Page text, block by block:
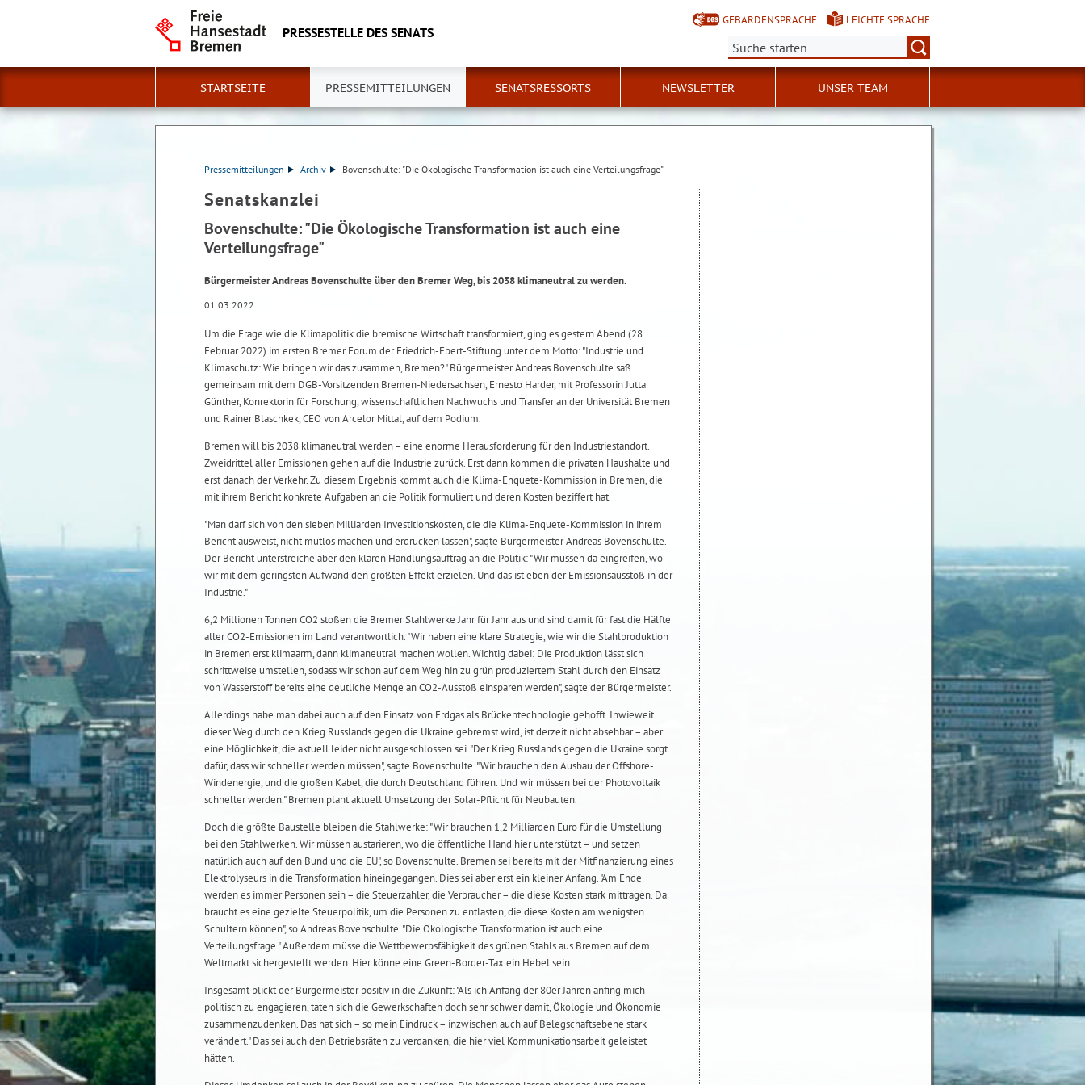
PRESSESTELLE DES SENATS
GEBÄRDENSPRACHE
LEICHTE SPRACHE
Suche:
STARTSEITE PRESSEMITTEILUNGEN SENATSRESSORTS NEWSLETTER UNSER TEAM
Pressemitteilungen Archiv Bovenschulte: "Die Ökologische Transformation ist auch eine Verteilungsfrage"
Senatskanzlei
Bovenschulte: "Die Ökologische Transformation ist auch eine
Verteilungsfrage"
Bürgermeister Andreas Bovenschulte über den Bremer Weg, bis 2038 klimaneutral zu werden.
01.03.2022
Um die Frage wie die Klimapolitik die bremische Wirtschaft transformiert, ging es gestern Abend (28.
Februar 2022) im ersten Bremer Forum der Friedrich-Ebert-Stiftung unter dem Motto: "Industrie und
Klimaschutz: Wie bringen wir das zusammen, Bremen?" Bürgermeister Andreas Bovenschulte saß
gemeinsam mit dem DGB-Vorsitzenden Bremen-Niedersachsen, Ernesto Harder, mit Professorin Jutta
Günther, Konrektorin für Forschung, wissenschaftlichen Nachwuchs und Transfer an der Universität Bremen
und Rainer Blaschkek, CEO von Arcelor Mittal, auf dem Podium.
Bremen will bis 2038 klimaneutral werden – eine enorme Herausforderung für den Industriestandort.
Zweidrittel aller Emissionen gehen auf die Industrie zurück. Erst dann kommen die privaten Haushalte und
erst danach der Verkehr. Zu diesem Ergebnis kommt auch die Klima-Enquete-Kommission in Bremen, die
mit ihrem Bericht konkrete Aufgaben an die Politik formuliert und deren Kosten beziffert hat.
"Man darf sich von den sieben Milliarden Investitionskosten, die die Klima-Enquete-Kommission in ihrem
Bericht ausweist, nicht mutlos machen und erdrücken lassen", sagte Bürgermeister Andreas Bovenschulte.
Der Bericht unterstreiche aber den klaren Handlungsauftrag an die Politik: "Wir müssen da eingreifen, wo
wir mit dem geringsten Aufwand den größten Effekt erzielen. Und das ist eben der Emissionsausstoß in der
Industrie."
6,2 Millionen Tonnen CO2 stoßen die Bremer Stahlwerke Jahr für Jahr aus und sind damit für fast die Hälfte
aller CO2-Emissionen im Land verantwortlich. "Wir haben eine klare Strategie, wie wir die Stahlproduktion
in Bremen erst klimaarm, dann klimaneutral machen wollen. Wichtig dabei: Die Produktion lässt sich
schrittweise umstellen, sodass wir schon auf dem Weg hin zu grün produziertem Stahl durch den Einsatz
von Wasserstoff bereits eine deutliche Menge an CO2-Ausstoß einsparen werden", sagte der Bürgermeister.
Allerdings habe man dabei auch auf den Einsatz von Erdgas als Brückentechnologie gehofft. Inwieweit
dieser Weg durch den Krieg Russlands gegen die Ukraine gebremst wird, ist derzeit nicht absehbar – aber
eine Möglichkeit, die aktuell leider nicht ausgeschlossen sei. "Der Krieg Russlands gegen die Ukraine sorgt
dafür, dass wir schneller werden müssen", sagte Bovenschulte. "Wir brauchen den Ausbau der Offshore-
Windenergie, und die großen Kabel, die durch Deutschland führen. Und wir müssen bei der Photovoltaik
schneller werden." Bremen plant aktuell Umsetzung der Solar-Pflicht für Neubauten.
Doch die größte Baustelle bleiben die Stahlwerke: "Wir brauchen 1,2 Milliarden Euro für die Umstellung
bei den Stahlwerken. Wir müssen austarieren, wo die öffentliche Hand hier unterstützt – und setzen
natürlich auch auf den Bund und die EU", so Bovenschulte. Bremen sei bereits mit der Mitfinanzierung eines
Elektrolyseurs in die Transformation hineingegangen. Dies sei aber erst ein kleiner Anfang. "Am Ende
werden es immer Personen sein – die Steuerzahler, die Verbraucher – die diese Kosten stark mittragen. Da
braucht es eine gezielte Steuerpolitik, um die Personen zu entlasten, die diese Kosten am wenigsten
Schultern können", so Andreas Bovenschulte. "Die Ökologische Transformation ist auch eine
Verteilungsfrage." Außerdem müsse die Wettbewerbsfähigkeit des grünen Stahls aus Bremen auf dem
Weltmarkt sichergestellt werden. Hier könne eine Green-Border-Tax ein Hebel sein.
Insgesamt blickt der Bürgermeister positiv in die Zukunft: "Als ich Anfang der 80er Jahren anfing mich
politisch zu engagieren, taten sich die Gewerkschaften doch sehr schwer damit, Ökologie und Ökonomie
zusammenzudenken. Das hat sich – so mein Eindruck – inzwischen auch auf Belegschaftsebene stark
verändert." Das sei auch den Betriebsräten zu verdanken, die hier viel Kommunikationsarbeit geleistet
hätten.